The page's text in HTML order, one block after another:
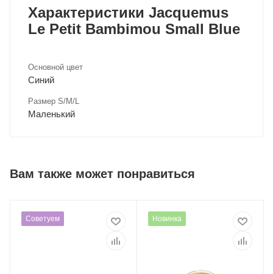
Характеристики Jacquemus
Le Petit Bambimou Small Blue
Основной цвет
Синий
Размер S/M/L
Маленький
Вам также может понравиться
Советуем Новинка